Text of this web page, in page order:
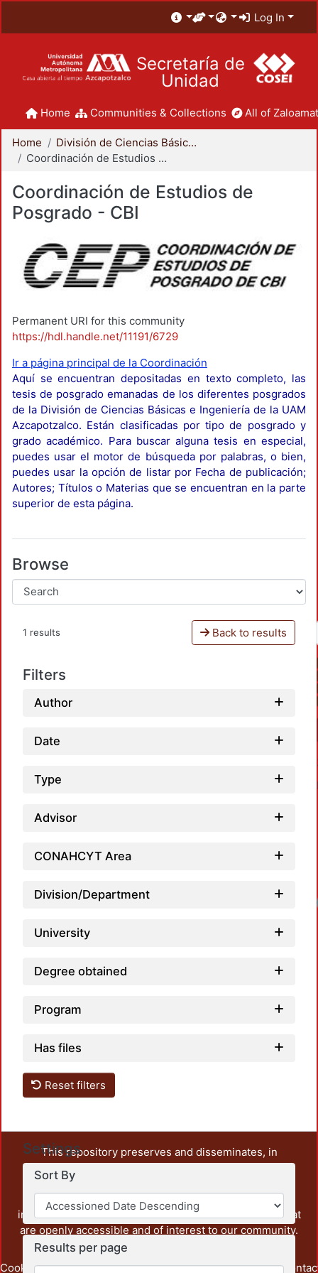
Log In
Secretaría de
Unidad
Home Communities & Collections All of
Home
División de Ciencias Básicas e Ingeniería
Coordinación de Estudios de Posgrado - CBI
Coordinación de Estudios de
Posgrado - CBI
Permanent URI for this community
https://hdl.handle.net/11191/6729
Ir a página principal de la Coordinación
Aquí se encuentran depositadas en texto completo, las
tesis de posgrado emanadas de los diferentes posgrados
de la División de Ciencias Básicas e Ingeniería de la UAM
Azcapotzalco. Están clasificadas por tipo de posgrado y
grado académico. Para buscar alguna tesis en especial,
puedes usar el motor de búsqueda por palabras, o bien,
puedes usar la opción de listar por Fecha de publicación;
Autores; Títulos o Materias que se encuentran en la parte
superior de esta página.
Browse
1 results Back to results
Filters
Author
Date
Type
Advisor
CONAHCYT Area
Division/Department
University
Degree obtained
Program
Has files
Reset filters
Settings
Sort By
Results per page
This repository preserves and disseminates, in
unrestricted open access, the teaching and research
output of UAM Azcapotzalco. It also includes some
administrative and graphic documents from the
institution, as well as content from other institutions that
are openly accessible and of interest to our community.
Cookie Privacy End User Send